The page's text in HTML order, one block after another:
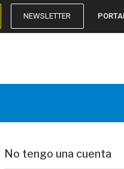
NEWSLETTER
No tengo una cuenta